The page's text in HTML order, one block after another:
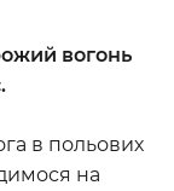
вогонь
в польових
на